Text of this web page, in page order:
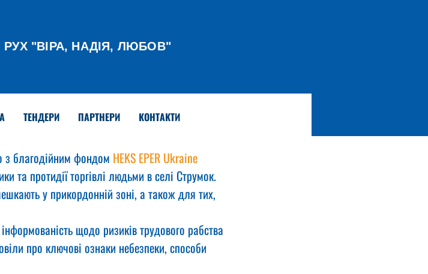
РУХ "ВІРА, НАДІЯ, ЛЮБОВ"
ТЕНДЕРИ ПАРТНЕРИ КОНТАКТИ
з благодійним фондом HEKS EPER Ukraine
та протидії торгівлі людьми в селі Струмок.
у прикордонній зоні, а також для тих,
щодо ризиків трудового рабства
про ключові ознаки небезпеки, способи